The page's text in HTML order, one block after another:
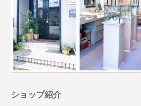
ショップ紹介